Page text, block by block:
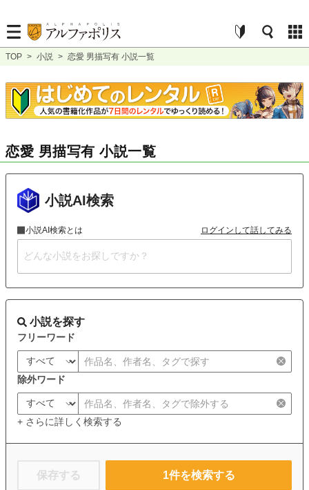
TOP > 小説 > 恋愛 男描写有 小説一覧
恋愛 男描写有 小説一覧
小説AI検索
小説AI検索とは ログインして話してみる
小説を探す
フリーワード
除外ワード
+ さらに詳しく検索する
保存する 1件を検索する